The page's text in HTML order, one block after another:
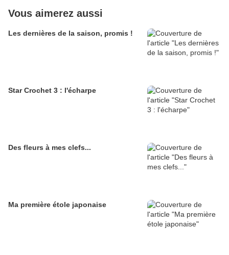
Vous aimerez aussi
Les dernières de la saison, promis !
Star Crochet 3 : l'écharpe
Des fleurs à mes clefs...
Ma première étole japonaise